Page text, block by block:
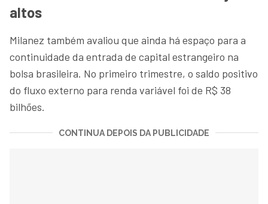
altos
Milanez também avaliou que ainda há espaço para a
continuidade da entrada de capital estrangeiro na
bolsa brasileira. No primeiro trimestre, o saldo positivo
do fluxo externo para renda variável foi de R$ 38
bilhões.
CONTINUA DEPOIS DA PUBLICIDADE